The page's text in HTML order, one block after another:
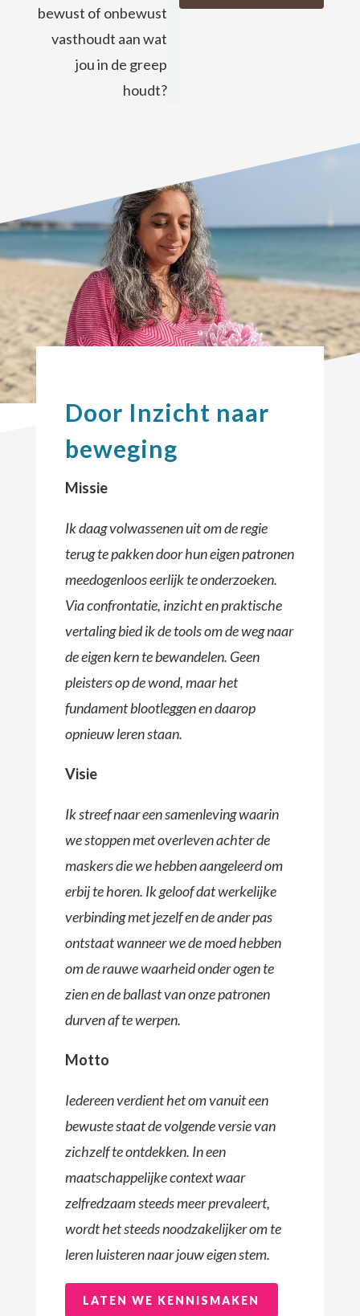
bewust of onbewust
vasthoudt aan wat
jou in de greep
houdt?
Door Inzicht naar
beweging
Missie
Ik daag volwassenen uit om de regie
terug te pakken door hun eigen patronen
meedogenloos eerlijk te onderzoeken.
Via confrontatie, inzicht en praktische
vertaling bied ik de tools om de weg naar
de eigen kern te bewandelen. Geen
pleisters op de wond, maar het
fundament blootleggen en daarop
opnieuw leren staan.
Visie
Ik streef naar een samenleving waarin
we stoppen met overleven achter de
maskers die we hebben aangeleerd om
erbij te horen. Ik geloof dat werkelijke
verbinding met jezelf en de ander pas
ontstaat wanneer we de moed hebben
om de rauwe waarheid onder ogen te
zien en de ballast van onze patronen
durven af te werpen.
Motto
Iedereen verdient het om vanuit een
bewuste staat de volgende versie van
zichzelf te ontdekken. In een
maatschappelijke context waar
zelfredzaam steeds meer prevaleert,
wordt het steeds noodzakelijker om te
leren luisteren naar jouw eigen stem.
LATEN WE KENNISMAKEN